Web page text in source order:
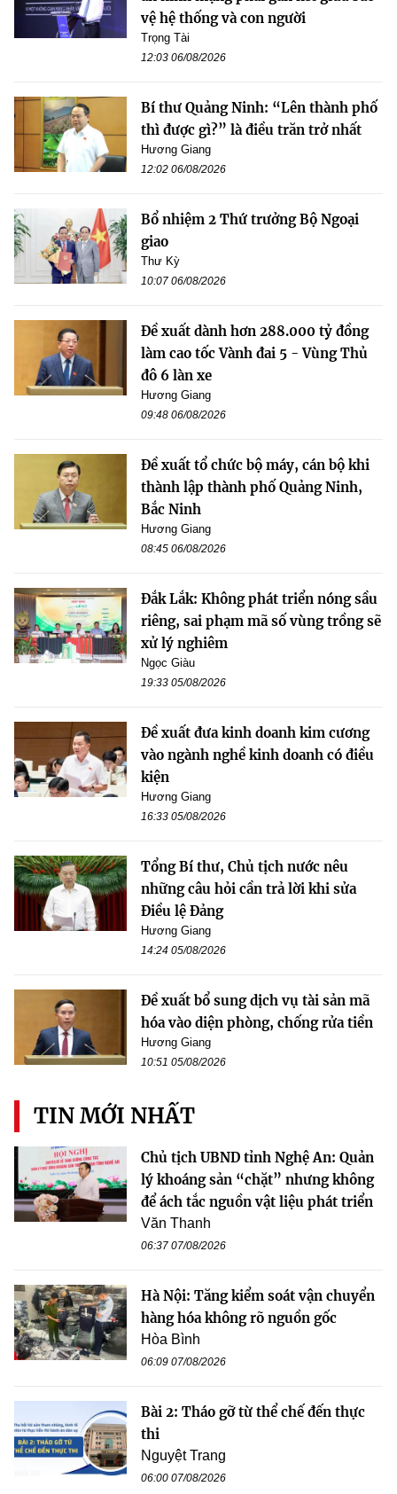
vệ hệ thống và con người
Trọng Tài
12:03 06/08/2026
Bí thư Quảng Ninh: “Lên thành phố
thì được gì?” là điều trăn trở nhất
Hương Giang
12:02 06/08/2026
Bổ nhiệm 2 Thứ trưởng Bộ Ngoại
giao
Thư Kỳ
10:07 06/08/2026
Đề xuất dành hơn 288.000 tỷ đồng
làm cao tốc Vành đai 5 - Vùng Thủ
đô 6 làn xe
Hương Giang
09:48 06/08/2026
Đề xuất tổ chức bộ máy, cán bộ khi
thành lập thành phố Quảng Ninh,
Bắc Ninh
Hương Giang
08:45 06/08/2026
Đắk Lắk: Không phát triển nóng sầu
riêng, sai phạm mã số vùng trồng sẽ
xử lý nghiêm
Ngọc Giàu
19:33 05/08/2026
Đề xuất đưa kinh doanh kim cương
vào ngành nghề kinh doanh có điều
kiện
Hương Giang
16:33 05/08/2026
Tổng Bí thư, Chủ tịch nước nêu
những câu hỏi cần trả lời khi sửa
Điều lệ Đảng
Hương Giang
14:24 05/08/2026
Đề xuất bổ sung dịch vụ tài sản mã
hóa vào diện phòng, chống rửa tiền
Hương Giang
10:51 05/08/2026
TIN MỚI NHẤT
Chủ tịch UBND tỉnh Nghệ An: Quản
lý khoáng sản “chặt” nhưng không
để ách tắc nguồn vật liệu phát triển
Văn Thanh
06:37 07/08/2026
Hà Nội: Tăng kiểm soát vận chuyển
hàng hóa không rõ nguồn gốc
Hòa Bình
06:09 07/08/2026
Bài 2: Tháo gỡ từ thể chế đến thực
thi
Nguyệt Trang
06:00 07/08/2026